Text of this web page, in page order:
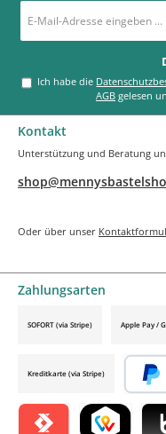
Mail-
*
Ich habe die
AGB gelesen
Kontakt
Unterstützung und Beratung
Oder über unser
Zahlungsarten
SOFORT (via Stripe) Apple Pay /
Kreditkarte (via Stripe)
Später